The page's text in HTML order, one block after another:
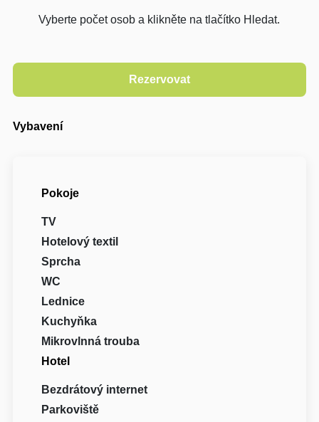
Vyberte počet osob a klikněte na tlačítko Hledat.
Vybavení
Pokoje
TV
Hotelový textil
Sprcha
WC
Lednice
Kuchyňka
Mikrovlnná trouba
Hotel
Bezdrátový internet
Parkoviště